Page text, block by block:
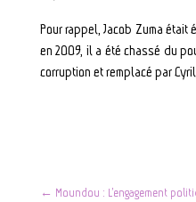
Pour rappel, Jacob Zuma
en 2009, il a été chassé du
corruption et remplacé par
← Moundou : L’engagement